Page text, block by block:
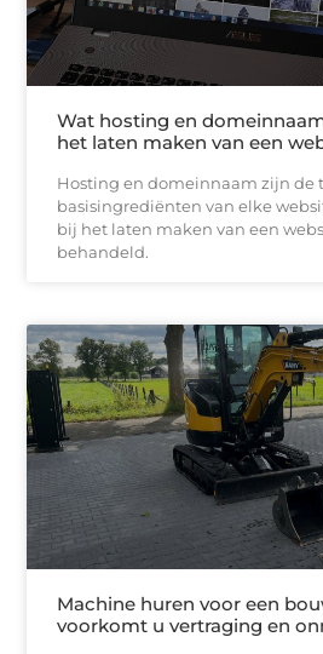
Wat hosting en
het laten maken van een
Hosting en domeinnaam zijn de
basisingrediënten van elke
bij het laten maken van een
behandeld.
Machine huren voor een
voorkomt u vertraging en